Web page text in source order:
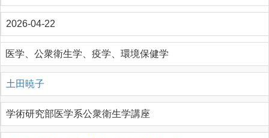
2026-04-22
医学、公衆衛生学、疫学、環境保健学
土田暁子
学術研究部医学系公衆衛生学講座